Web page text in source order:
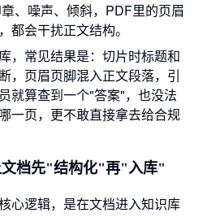
、噪声、倾斜，PDF里的页眉
都会干扰正文结构。
，常见结果是：切片时标题和
，页眉页脚混入正文段落，引
就算查到一个"答案"，也没法
一页，更不敢直接拿去给合规
文档先"结构化"再"入库"
心逻辑，是在文档进入知识库